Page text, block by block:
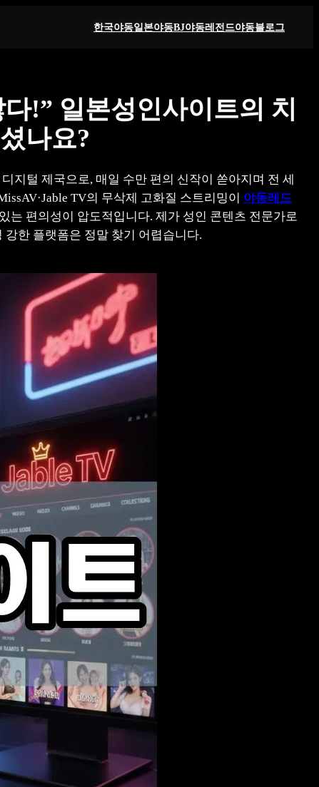
한국야동일본야동BJ야동레전드야동블로그
!” 일본성인사이트의 치
나요?
지털 제국으로, 매일 수만 편의 신작이 쏟아지며 전 세
TV의 무삭제 고화질 스트리밍이 야동레드
는 편의성이 압도적입니다. 제가 성인 콘텐츠 전문가로
한 플랫폼은 정말 찾기 어렵습니다.